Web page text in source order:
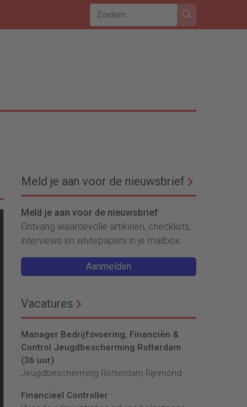
Meld je aan voor de nieuwsbrief
Meld je aan voor de nieuwsbrief
Ontvang waardevolle artikelen, checklists,
interviews en whitepapers in je mailbox.
Aanmelden
Vacatures
Manager Bedrijfsvoering, Financiën &
Control Jeugdbescherming Rotterdam
(36 uur)
Jeugdbescherming Rotterdam Rijnmond
Financieel Controller